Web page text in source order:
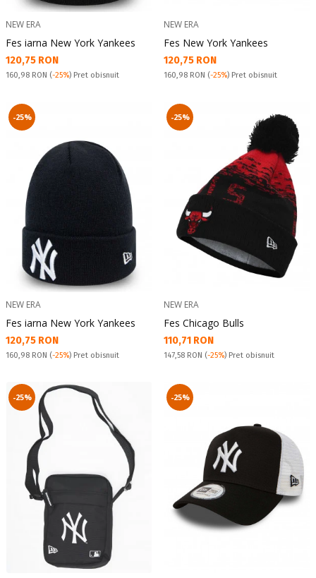
NEW ERA
Fes iarna New York Yankees
Текуща цена:
120,75 RON
Pret obisnuit:
160,98 RON (-25%) Pret obisnuit
NEW ERA
Fes New York Yankees
Текуща цена:
120,75 RON
Pret obisnuit:
160,98 RON (-25%) Pret obisnuit
-25%
NEW ERA
Fes iarna New York Yankees
Текуща цена:
120,75 RON
Pret obisnuit:
160,98 RON (-25%) Pret obisnuit
-25%
NEW ERA
Fes Chicago Bulls
Текуща цена:
110,71 RON
Pret obisnuit:
147,58 RON (-25%) Pret obisnuit
-25% -25%